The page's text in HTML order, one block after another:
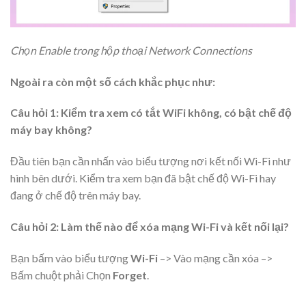
Chọn Enable trong hộp thoại Network Connections
Ngoài ra còn một số cách khắc phục như:
Câu hỏi 1: Kiểm tra xem có tắt WiFi không, có bật chế độ
máy bay không?
Đầu tiên bạn cần nhấn vào biểu tượng nơi kết nối Wi-Fi như
hình bên dưới. Kiểm tra xem bạn đã bật chế độ Wi-Fi hay
đang ở chế độ trên máy bay.
Câu hỏi 2: Làm thế nào để xóa mạng Wi-Fi và kết nối lại?
Bạn bấm vào biểu tượngWi-Fi –> Vào mạng cần xóa –>
Bấm chuột phải Chọn Forget